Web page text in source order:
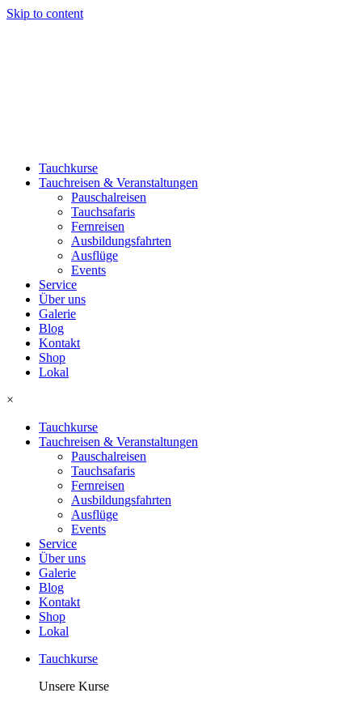
Skip to content
Tauchkurse
Tauchreisen & Veranstaltungen
Pauschalreisen
Tauchsafaris
Fernreisen
Ausbildungsfahrten
Ausflüge
Events
Service
Über uns
Galerie
Blog
Kontakt
Shop
Lokal
×
Tauchkurse
Tauchreisen & Veranstaltungen
Pauschalreisen
Tauchsafaris
Fernreisen
Ausbildungsfahrten
Ausflüge
Events
Service
Über uns
Galerie
Blog
Kontakt
Shop
Lokal
Tauchkurse
Unsere Kurse